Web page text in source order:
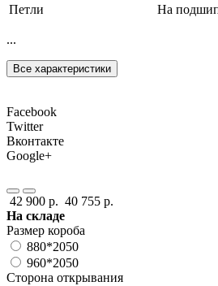
Петли
На
...
Все характеристики
Facebook
Twitter
Вконтакте
Google+
42 900 р. 40 755 р.
На складе
Размер короба
880*2050
960*2050
Сторона открывания